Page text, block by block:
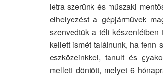
létra szerünk és műszaki
elhelyezést a gépjárművek
szenvedtük a téli
kellett ismét találnunk, ha fenn
eszközeinkkel, tanult és
mellett döntött, melyet 6